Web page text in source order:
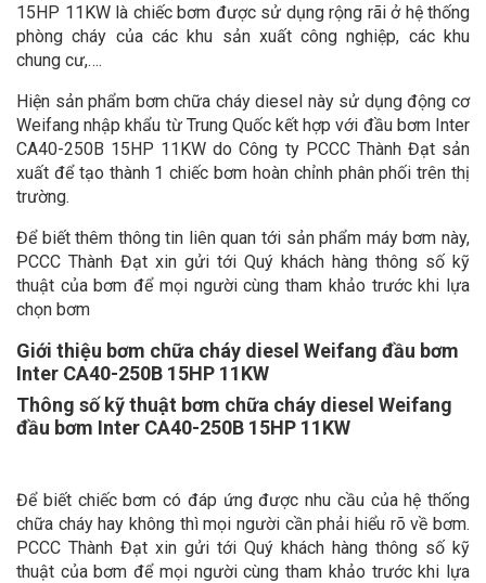
15HP 11KW là chiếc bơm được sử dụng rộng rãi ở hệ thống
phòng cháy của các khu sản xuất công nghiệp, các khu
chung cư,….
Hiện sản phẩm bơm chữa cháy diesel này sử dụng động cơ
Weifang nhập khẩu từ Trung Quốc kết hợp với đầu bơm Inter
CA40-250B 15HP 11KW do Công ty PCCC Thành Đạt sản
xuất để tạo thành 1 chiếc bơm hoàn chỉnh phân phối trên thị
trường.
Để biết thêm thông tin liên quan tới sản phẩm máy bơm này,
PCCC Thành Đạt xin gửi tới Quý khách hàng thông số kỹ
thuật của bơm để mọi người cùng tham khảo trước khi lựa
chọn bơm
Giới thiệu bơm chữa cháy diesel Weifang đầu bơm
Inter CA40-250B 15HP 11KW
Thông số kỹ thuật bơm chữa cháy diesel Weifang
đầu bơm Inter CA40-250B 15HP 11KW
Để biết chiếc bơm có đáp ứng được nhu cầu của hệ thống
chữa cháy hay không thì mọi người cần phải hiểu rõ về bơm.
PCCC Thành Đạt xin gửi tới Quý khách hàng thông số kỹ
thuật của bơm để mọi người cùng tham khảo trước khi lựa